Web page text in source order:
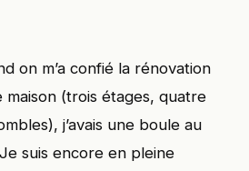
on m’a confié la rénovation
(trois étages, quatre
j’avais une boule au
suis encore en pleine